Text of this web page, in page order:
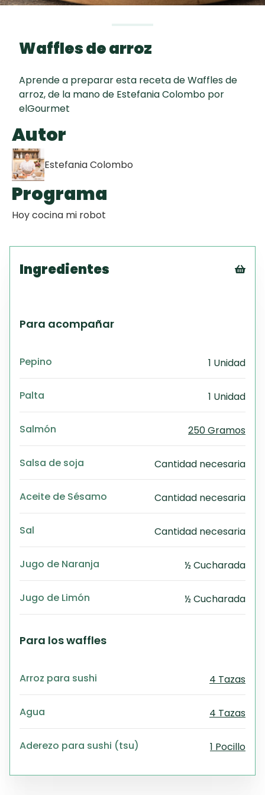
Chispas de
Chocolate
Waffles de arroz
Aprende a preparar esta receta de Waffles de
arroz, de la mano de Estefania Colombo por
elGourmet
Autor
Estefania Colombo
Programa
Hoy cocina mi robot
Ingredientes
Para acompañar
Pepino 1 Unidad
Palta 1 Unidad
Salmón 250 Gramos
Salsa de soja Cantidad necesaria
Aceite de Sésamo Cantidad necesaria
Sal Cantidad necesaria
Jugo de Naranja ½ Cucharada
Jugo de Limón ½ Cucharada
Para los waffles
Arroz para sushi 4 Tazas
Agua 4 Tazas
Aderezo para sushi (tsu) 1 Pocillo